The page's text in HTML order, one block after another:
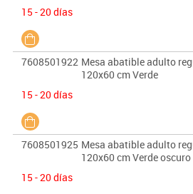
15 - 20 días
7608501922 Mesa abatible adulto
120x60 cm Verde
15 - 20 días
7608501925 Mesa abatible adulto
120x60 cm Verde oscuro
15 - 20 días